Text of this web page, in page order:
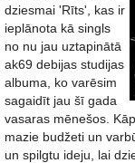
dziesmai 'Rīts', kas ir
ieplānota kā singls
no nu jau uztapinātā
ak69 debijas studijas
albuma, ko varēsim
sagaidīt jau šī gada
vasaras mēnešos.
mazie budžeti un
un spilgtu ideju, lai